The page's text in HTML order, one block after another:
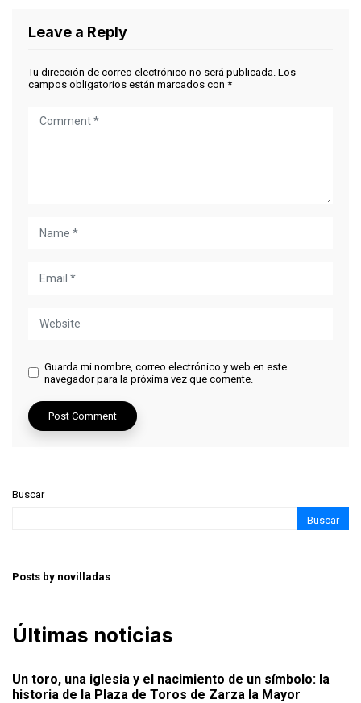
Leave a Reply
Tu dirección de correo electrónico no será publicada. Los
campos obligatorios están marcados con *
Guarda mi nombre, correo electrónico y web en este
navegador para la próxima vez que comente.
Buscar
Buscar
Posts by novilladas
Últimas noticias
Un toro, una iglesia y el nacimiento de un símbolo: la
historia de la Plaza de Toros de Zarza la Mayor